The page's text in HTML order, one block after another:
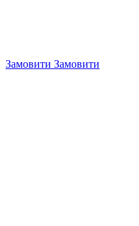
Замовити Замовити